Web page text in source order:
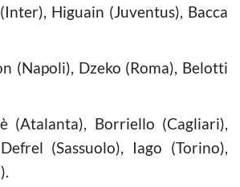
Higuain (Juventus), Bacca
(Napoli), Dzeko (Roma), Belotti
(Atalanta), Borriello (Cagliari),
(Sassuolo), Iago (Torino),